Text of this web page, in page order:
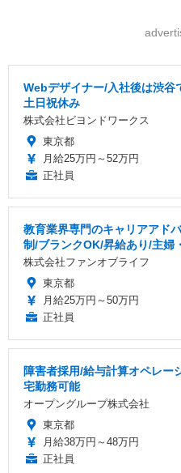
Webデザイナー/入社後は渋谷
土日祝休み
株式会社ビヨンドワークス
東京都
月給25万円～52万円
正社員
教育業界専門のキャリアアド
制/ブランクOK/昇給あり/主婦
株式会社ファンオブライフ
東京都
月給25万円～50万円
正社員
障害者採用/給与計算オペレー
宅勤務可能
オープングループ株式会社
東京都
月給38万円～48万円
正社員